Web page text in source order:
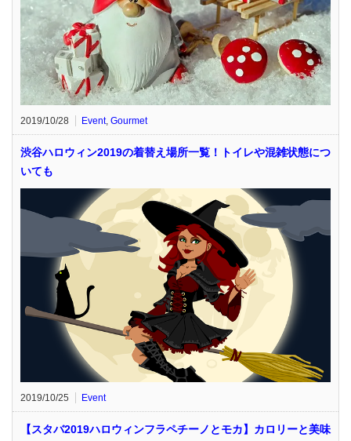
2019/10/28 Event, Gourmet
渋谷ハロウィン2019の着替え場所一覧！トイレや混雑状態につ
いても
2019/10/25 Event
【スタバ2019ハロウィンフラペチーノとモカ】カロリーと美味